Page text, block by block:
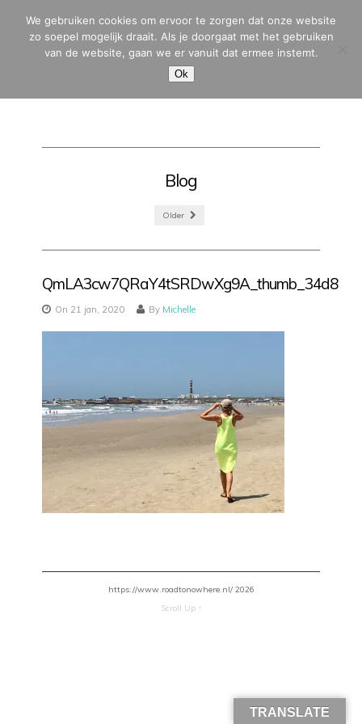
MENU
Blog
Older
QmLA3cw7QRaY4tSRDwXg9A_thumb_34d8
On 21 jan, 2020 By Michelle
https://www.roadtonowhere.nl/ 2026
Scroll Up ↑
TRANSLATE
We gebruiken cookies om ervoor te zorgen dat onze website
zo soepel mogelijk draait. Als je doorgaat met het gebruiken
van de website, gaan we er vanuit dat ermee instemt.
Ok